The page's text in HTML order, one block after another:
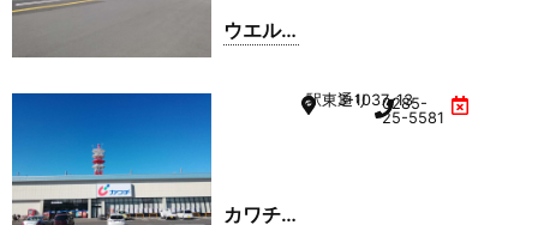
ウエル
カワチ
駅東通り3-1037-13
0285-
25-5581